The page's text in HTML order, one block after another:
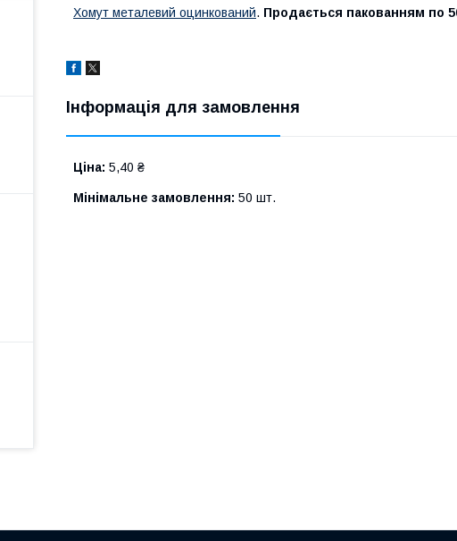
Хомут металевий оцинкований. Продається пакованням по
Інформація для замовлення
Ціна: 5,40 ₴
Мінімальне замовлення: 50 шт.